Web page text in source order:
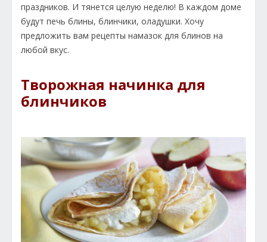
праздников. И тянется целую неделю! В каждом доме
будут печь блины, блинчики, оладушки. Хочу
предложить вам рецепты намазок для блинов на
любой вкус.
Творожная начинка для
блинчиков